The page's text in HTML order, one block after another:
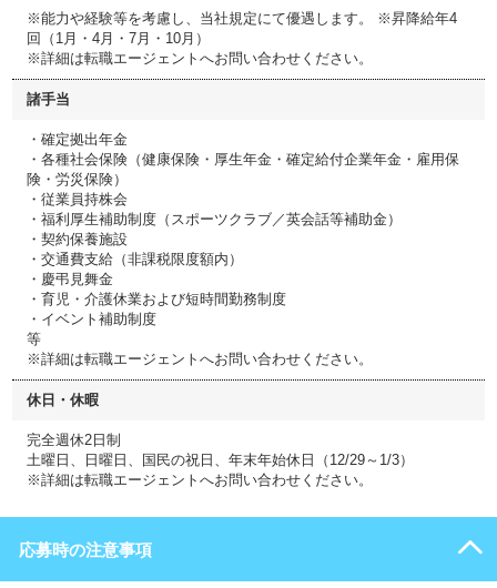
※能力や経験等を考慮し、当社規定にて優遇します。 ※昇降給年4
回（1月・4月・7月・10月）
※詳細は転職エージェントへお問い合わせください。
諸手当
・確定拠出年金
・各種社会保険（健康保険・厚生年金・確定給付企業年金・雇用保
険・労災保険）
・従業員持株会
・福利厚生補助制度（スポーツクラブ／英会話等補助金）
・契約保養施設
・交通費支給（非課税限度額内）
・慶弔見舞金
・育児・介護休業および短時間勤務制度
・イベント補助制度
等
※詳細は転職エージェントへお問い合わせください。
休日・休暇
完全週休2日制
土曜日、日曜日、国民の祝日、年末年始休日（12/29～1/3）
※詳細は転職エージェントへお問い合わせください。
応募時の注意事項